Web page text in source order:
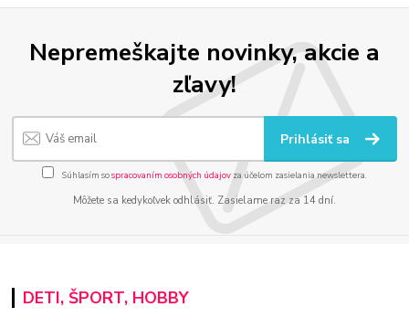
Nepremeškajte novinky, akcie a
zľavy!
Prihlásiť sa
Súhlasím sospracovaním osobných údajov za účelom zasielania newslettera.
Môžete sa kedykoľvek odhlásiť. Zasielame raz za 14 dní.
DETI, ŠPORT, HOBBY